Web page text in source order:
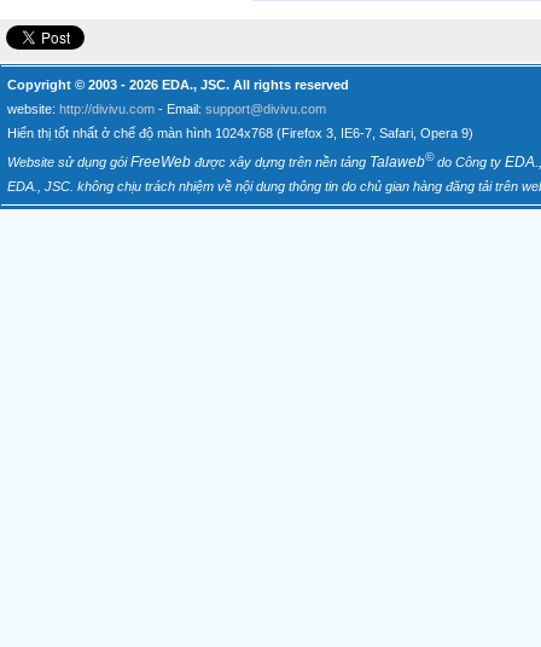
Copyright © 2003 - 2026 EDA., JSC. All rights reserved
website: http://divivu.com - Email: support@divivu.com
Hiển thị tốt nhất ở chế độ màn hình 1024x768 (Firefox 3, IE6-7, Safari, Opera 9)
Website sử dụng góiFreeWeb được xây dựng trên nền tảng Talaweb©do Công ty
EDA., JSC. không chịu trách nhiệm về nội dung thông tin do chủ gian hàng đăng tải trên